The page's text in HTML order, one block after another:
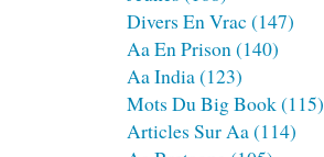
Divers En Vrac (147)
Aa En Prison(140)
Aa India(123)
Mots Du Big Book(115)
Articles Sur Aa(114)